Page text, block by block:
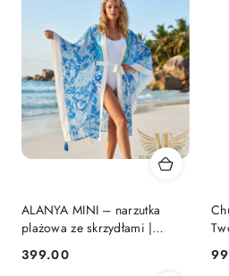
ALANYA MINI – narzutka
plażowa ze skrzydłami |
Cena:
399.00